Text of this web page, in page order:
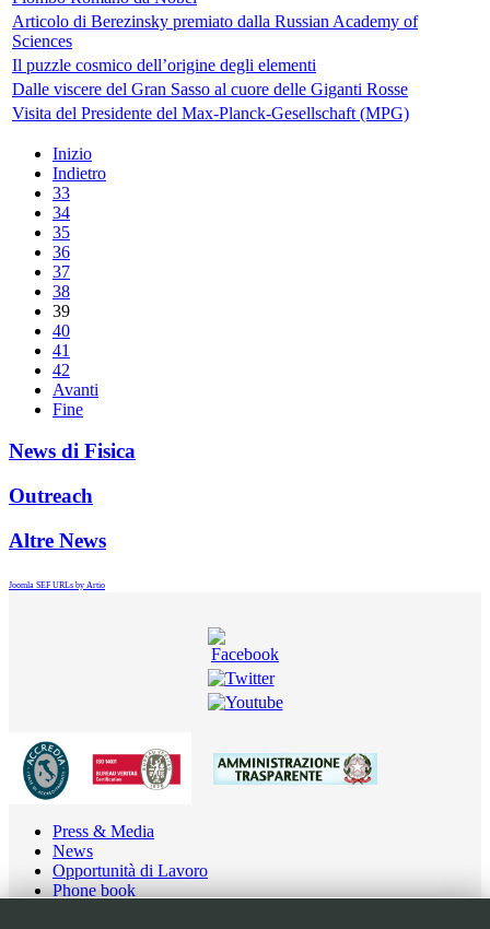
Articolo di Berezinsky premiato dalla Russian Academy of
Sciences
Il puzzle cosmico dell’origine degli elementi
Dalle viscere del Gran Sasso al cuore delle Giganti Rosse
Visita del Presidente del Max-Planck-Gesellschaft (MPG)
Inizio
Indietro
33
34
35
36
37
38
39
40
41
42
Avanti
Fine
News di Fisica
Outreach
Altre News
Joomla SEF URLs by Artio
Press & Media
News
Opportunità di Lavoro
Phone book